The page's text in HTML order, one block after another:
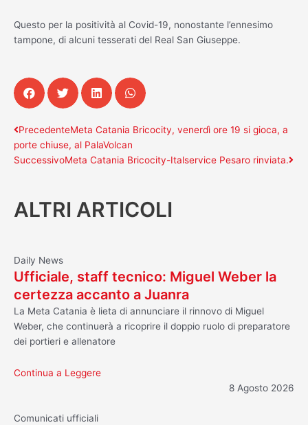
Questo per la positività al Covid-19, nonostante l’ennesimo
tampone, di alcuni tesserati del Real San Giuseppe.
Precedente
PrecedenteMeta Catania Bricocity, venerdì ore 19 si gioca, a
porte chiuse, al PalaVolcan
SuccessivoMeta Catania Bricocity-Italservice Pesaro rinviata.
ALTRI ARTICOLI
Daily News
Ufficiale, staff tecnico: Miguel Weber la
certezza accanto a Juanra
La Meta Catania è lieta di annunciare il rinnovo di Miguel
Weber, che continuerà a ricoprire il doppio ruolo di preparatore
dei portieri e allenatore
Continua a Leggere
8 Agosto 2026
Comunicati ufficiali